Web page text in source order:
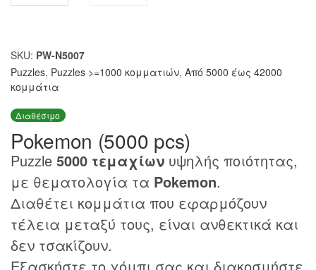
SKU: PW-N5007
Puzzles, Puzzles >=1000 κομματιών, Από 5000 έως 42000
κομμάτια
Διαθέσιμο
Pokemon (5000 pcs)
Puzzle 5000 τεμαχίων υψηλής ποιότητας,
με θεματολογία τα Pokemon.
Διαθέτει κομμάτια που εφαρμόζουν
τέλεια μεταξύ τους, είναι ανθεκτικά και
δεν τσακίζουν.
Εξασκήστε το χόμπι σας και διακοσμήστε